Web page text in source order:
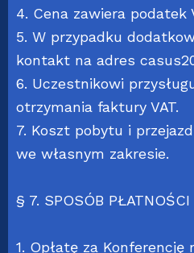
4. Cena zawiera podatek
5. W przypadku
kontakt na adres
6. Uczestnikowi
otrzymania faktury VAT.
7. Koszt pobytu i
we własnym zakresie.
§ 7. SPOSÓB PŁATNOŚCI
1. Opłatę za Konferencję